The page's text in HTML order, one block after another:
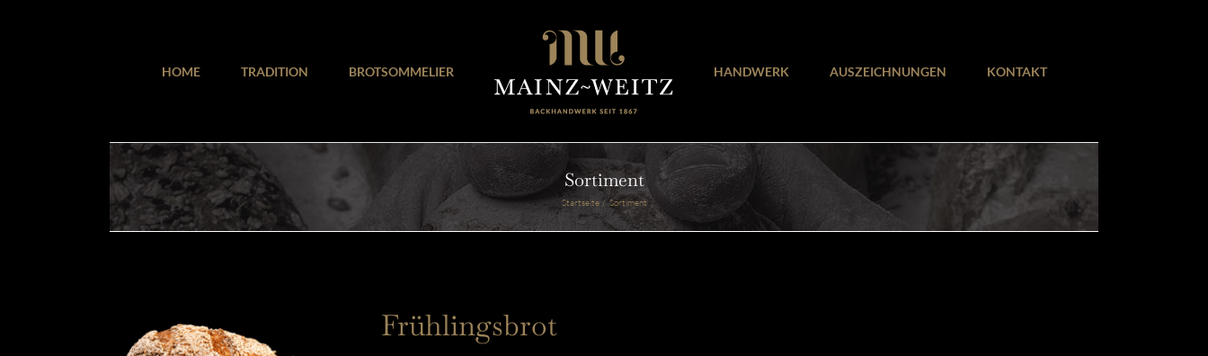
HOME TRADITION BROTSOMMELIER HANDWERK AUSZEICHNUNGEN KONTAKT
Sortiment
Startseite Sortiment
Frühlingsbrot